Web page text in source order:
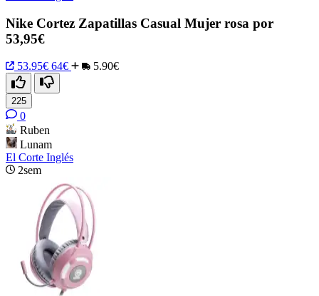
Nike Cortez Zapatillas Casual Mujer rosa por
53,95€
53.95€ 64€ 5.90€
225
0
Ruben
Lunam
El Corte Inglés
2sem